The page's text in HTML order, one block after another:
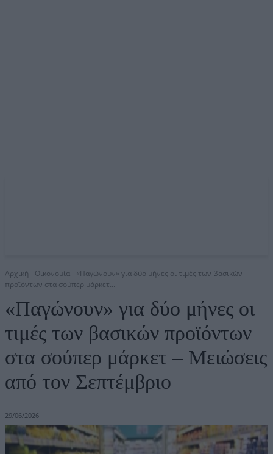
Αρχική Οικονομία
«Παγώνουν» για δύο μήνες οι τιμές των βασικών
προϊόντων στα σούπερ μάρκετ...
«Παγώνουν» για δύο μήνες οι
τιμές των βασικών προϊόντων
στα σούπερ μάρκετ – Μειώσεις
από τον Σεπτέμβριο
29/06/2026